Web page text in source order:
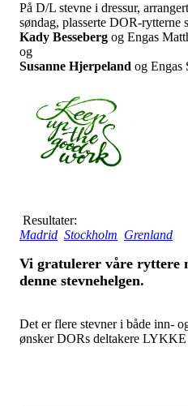
På D/L stevne i dressur,
søndag, plasserte DOR-rytterne
Kady Besseberg og Engas
og
Susanne Hjerpeland og Engas
Resultater:
Madrid Stockholm Grenland
Vi gratulerer våre ryttere
denne stevnehelgen.
Det er flere stevner i både inn-
ønsker DORs deltakere